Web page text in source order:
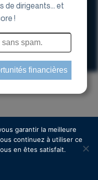
Paris
de dirigeants... et
!
garantir la meilleure
continuez à utiliser ce
en êtes satisfait.